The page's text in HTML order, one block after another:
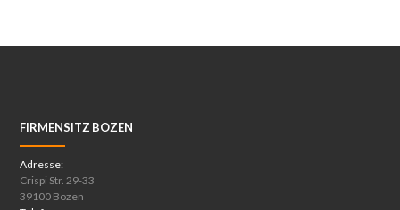
FIRMENSITZ BOZEN
Adresse:
Crispi Str. 29-33
39100 Bozen